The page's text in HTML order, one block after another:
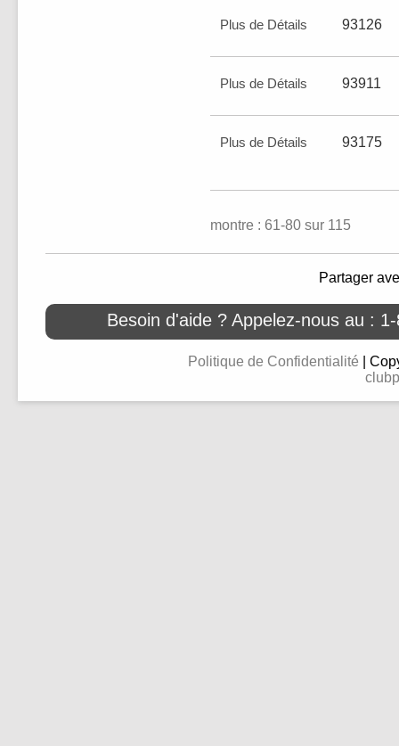
Plus de Détails 93126
Plus de Détails 93911
Plus de Détails 93175
montre : 61-80 sur 115
Partager
Besoin d'aide ? Appelez-nous au :
Politique de Confidentialité |